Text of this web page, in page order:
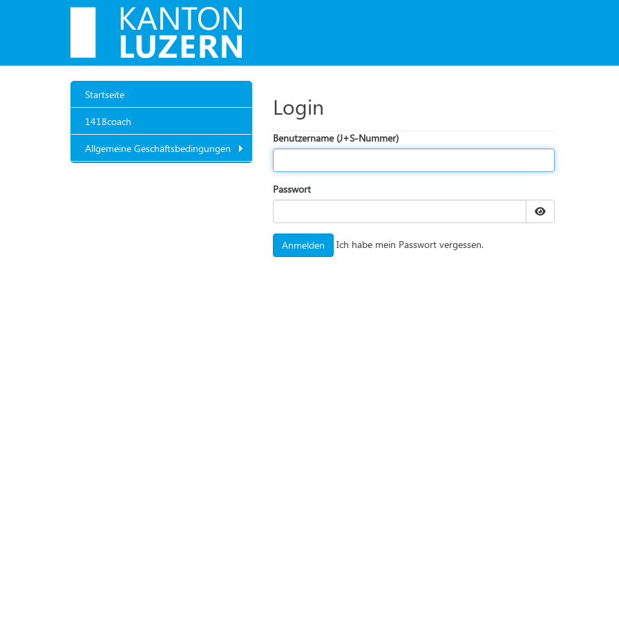
Startseite
1418coach
Allgemeine Geschäftsbedingungen
Login
Benutzername (J+S-Nummer)
Passwort
Anmelden Ich habe mein Passwort vergessen.